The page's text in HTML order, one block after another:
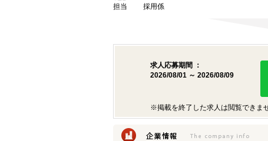
担当 採用係
求人応募期間 ：
2026/08/01 ～ 2026/08/09
※掲載を終了した求人は閲覧できま